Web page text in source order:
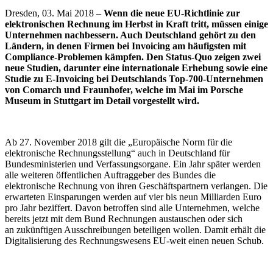
Dresden, 03. Mai 2018 – Wenn die neue EU-Richtlinie zur
elektronischen Rechnung im Herbst in Kraft tritt, müssen einige
Unternehmen nachbessern. Auch Deutschland gehört zu den
Ländern, in denen Firmen bei Invoicing am häufigsten mit
Compliance-Problemen kämpfen. Den Status-Quo zeigen zwei
neue Studien, darunter eine internationale Erhebung sowie eine
Studie zu E-Invoicing bei Deutschlands Top-700-Unternehmen
von Comarch und Fraunhofer, welche im Mai im Porsche
Museum in Stuttgart im Detail vorgestellt wird.
Ab 27. November 2018 gilt die „Europäische Norm für die
elektronische Rechnungsstellung“ auch in Deutschland für
Bundesministerien und Verfassungsorgane. Ein Jahr später werden
alle weiteren öffentlichen Auftraggeber des Bundes die
elektronische Rechnung von ihren Geschäftspartnern verlangen. Die
erwarteten Einsparungen werden auf vier bis neun Milliarden Euro
pro Jahr beziffert. Davon betroffen sind alle Unternehmen, welche
bereits jetzt mit dem Bund Rechnungen austauschen oder sich
an zukünftigen Ausschreibungen beteiligen wollen. Damit erhält die
Digitalisierung des Rechnungswesens EU-weit einen neuen Schub.